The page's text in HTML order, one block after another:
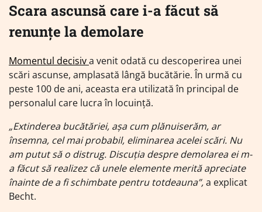
Scara ascunsă care i-a făcut să
renunțe la demolare
Momentul decisiva venit odată cu descoperirea unei
scări ascunse, amplasată lângă bucătărie. În urmă cu
peste 100 de ani, aceasta era utilizată în principal de
personalul care lucra în locuință.
„Extinderea bucătăriei, așa cum plănuiserăm, ar
însemna, cel mai probabil, eliminarea acelei scări. Nu
am putut să o distrug. Discuția despre demolarea ei m-
a făcut să realizez că unele elemente merită apreciate
înainte de a fi schimbate pentru totdeauna”,a explicat
Becht.